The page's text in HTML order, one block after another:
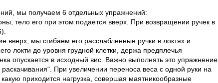
мы получаем 6 отдельных упражнений:
тело его при этом подается вверх. При возвращении ручек в
вверх, мы сгибаем его расслабленные ручки в локтях и
локти до уровня грудной клетки, держа предплечья
опускается в исходный вис. Важно выполнять это упражнение
При увеличении переноса веса с одной руки на
приходится нагрузка, совершая маятникообразные